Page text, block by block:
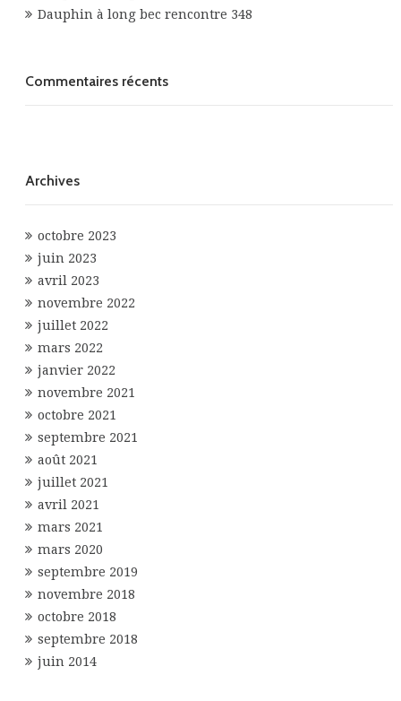
Dauphin à long bec rencontre 348
Commentaires récents
Archives
octobre 2023
juin 2023
avril 2023
novembre 2022
juillet 2022
mars 2022
janvier 2022
novembre 2021
octobre 2021
septembre 2021
août 2021
juillet 2021
avril 2021
mars 2021
mars 2020
septembre 2019
novembre 2018
octobre 2018
septembre 2018
juin 2014